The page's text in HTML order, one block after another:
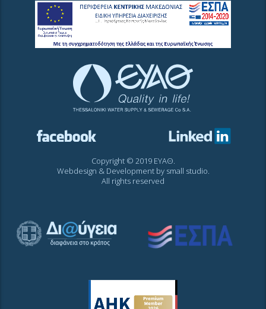
Copyright © 2019 ΕΥΑΘ.
Webdesign & Development by small studio.
All rights reserved